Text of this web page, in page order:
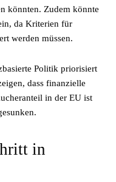
könnten. Zudem könnte
da Kriterien für
werden müssen.
Politik priorisiert
dass finanzielle
in der EU ist
in